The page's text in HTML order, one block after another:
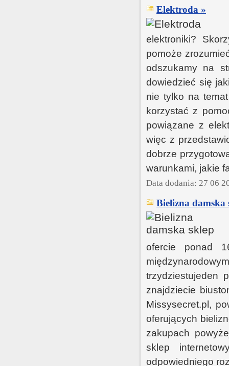
Elektroda »
elektroniki?
pomoże
odszukamy na
dowiedzieć się
nie tylko na
korzystać z
powiązane z
więc z
dobrze
warunkami, jakie
Data dodania: 27 06
Bielizna damska
ofercie ponad
trzydziestujeden
znajdziecie
Missysecret.pl,
oferujących
zakupach
sklep
odpowiedniego